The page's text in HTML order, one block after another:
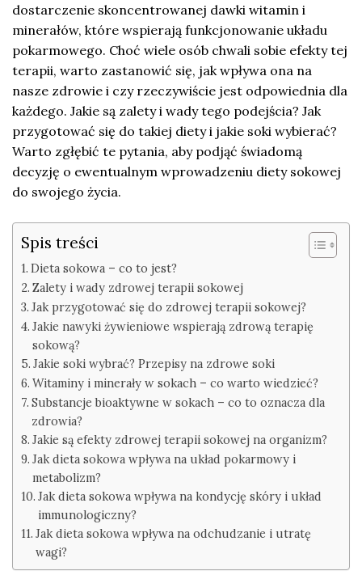
dostarczenie skoncentrowanej dawki witamin i
minerałów, które wspierają funkcjonowanie układu
pokarmowego. Choć wiele osób chwali sobie efekty tej
terapii, warto zastanowić się, jak wpływa ona na
nasze zdrowie i czy rzeczywiście jest odpowiednia dla
każdego. Jakie są zalety i wady tego podejścia? Jak
przygotować się do takiej diety i jakie soki wybierać?
Warto zgłębić te pytania, aby podjąć świadomą
decyzję o ewentualnym wprowadzeniu diety sokowej
do swojego życia.
Spis treści
Dieta sokowa – co to jest?
Zalety i wady zdrowej terapii sokowej
Jak przygotować się do zdrowej terapii sokowej?
Jakie nawyki żywieniowe wspierają zdrową terapię
sokową?
Jakie soki wybrać? Przepisy na zdrowe soki
Witaminy i minerały w sokach – co warto wiedzieć?
Substancje bioaktywne w sokach – co to oznacza dla
zdrowia?
Jakie są efekty zdrowej terapii sokowej na organizm?
Jak dieta sokowa wpływa na układ pokarmowy i
metabolizm?
Jak dieta sokowa wpływa na kondycję skóry i układ
immunologiczny?
Jak dieta sokowa wpływa na odchudzanie i utratę
wagi?